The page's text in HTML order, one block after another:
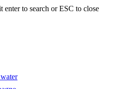
enter to search or ESC to close